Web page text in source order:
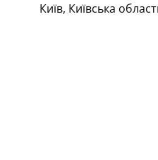
Київ, Київська